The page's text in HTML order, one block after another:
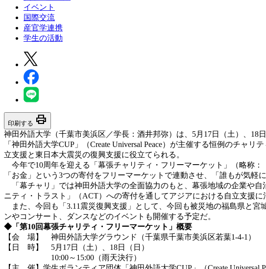
イベント
国際交流
産官学連携
学生の活動
印刷する print
神田外語大学（千葉市美浜区／学長：酒井邦弥）は、5月17日（土）、
「神田外語大学CUP」（Create Universal Peace）が主催する恒例のチャ
立支援と東日本大震災の復興支援に役立てられる。
今年で10周年を迎える「幕張チャリティ・フリーマーケット」（略称
「お金」という3つの寄付をフリーマーケットで連動させ、「誰もが気軽
「幕チャリ」では神田外語大学の全面協力のもと、幕張地域の企業や
ニティ・トラスト」（ACT）への寄付を通してアジアにおける自立支援に
また、今回も「3.11震災復興支援」として、今回も被災地の福島県と
ンやコンサート、ダンスなどのイベントも開催する予定だ。
◆「第10回幕張チャリティ・フリーマーケット」概要
【会 場】 神田外語大学グラウンド（千葉県千葉市美浜区若葉1-4-1）
【日 時】 5月17日（土）、18日（日）
10:00～15:00（雨天決行）